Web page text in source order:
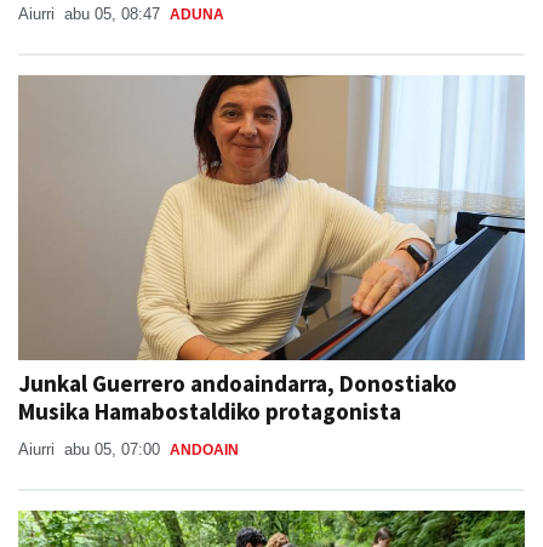
Aiurri abu 05, 08:47 ADUNA
Junkal Guerrero andoaindarra, Donostiako
Musika Hamabostaldiko protagonista
Aiurri abu 05, 07:00 ANDOAIN